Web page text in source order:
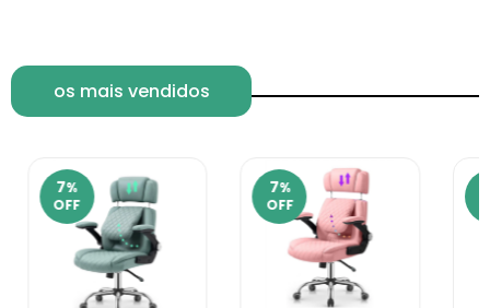
os mais vendidos
7%
OFF
7%
OFF